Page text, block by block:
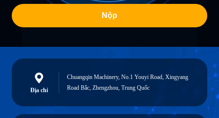
Nộp
Địa chỉ
Chuangqin Machinery, No.1 Youyi Road, Xingyang
Road Bắc, Zhengzhou, Trung Quốc